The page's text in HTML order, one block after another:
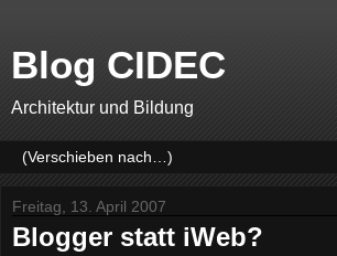
Blog CIDEC
Architektur und Bildung
Freitag, 13. April 2007
Blogger statt iWeb?